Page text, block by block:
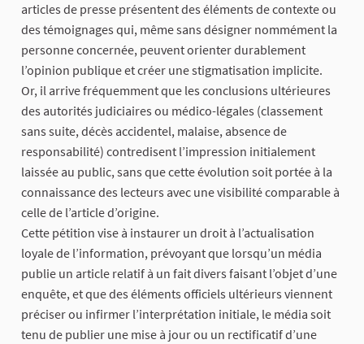
articles de presse présentent des éléments de contexte ou
des témoignages qui, même sans désigner nommément la
personne concernée, peuvent orienter durablement
l’opinion publique et créer une stigmatisation implicite.
Or, il arrive fréquemment que les conclusions ultérieures
des autorités judiciaires ou médico-légales (classement
sans suite, décès accidentel, malaise, absence de
responsabilité) contredisent l’impression initialement
laissée au public, sans que cette évolution soit portée à la
connaissance des lecteurs avec une visibilité comparable à
celle de l’article d’origine.
Cette pétition vise à instaurer un droit à l’actualisation
loyale de l’information, prévoyant que lorsqu’un média
publie un article relatif à un fait divers faisant l’objet d’une
enquête, et que des éléments officiels ultérieurs viennent
préciser ou infirmer l’interprétation initiale, le média soit
tenu de publier une mise à jour ou un rectificatif d’une